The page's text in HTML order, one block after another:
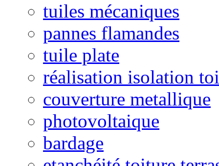
tuiles mécaniques
pannes flamandes
tuile plate
réalisation isolation
couverture metallique
photovoltaique
bardage